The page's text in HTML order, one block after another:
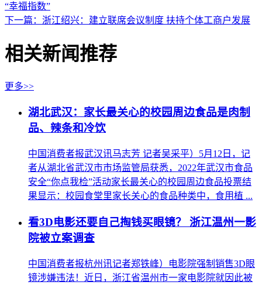
“幸福指数”
下一篇：浙江绍兴：建立联席会议制度 扶持个体工商户发展
相关新闻推荐
更多>>
湖北武汉：家长最关心的校园周边食品是肉制
品、辣条和冷饮
中国消费者报武汉讯马志芳 记者吴采平）5月12日，记
者从湖北省武汉市市场监管局获悉，2022年武汉市食品
安全“你点我检”活动家长最关心的校园周边食品投票结
果显示：校园食堂里家长关心的食品种类中，食用植 ...
看3D电影还要自己掏钱买眼镜？ 浙江温州一影
院被立案调查
中国消费者报杭州讯记者郑铁峰）电影院强制销售3D眼
镜涉嫌违法！近日，浙江省温州市一家电影院就因此被